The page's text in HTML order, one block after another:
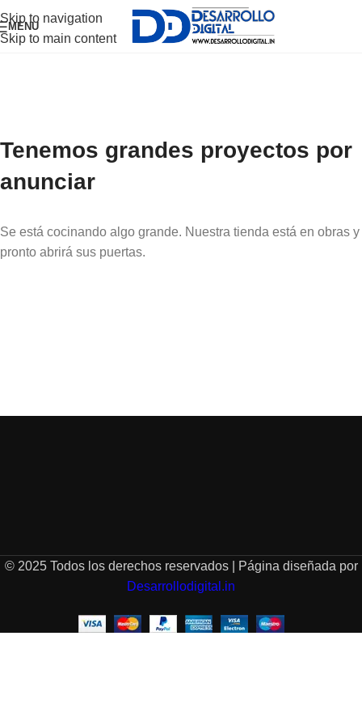
Skip to navigation
Skip to main content
MENU
Tenemos grandes proyectos por
anunciar
Se está cocinando algo grande. Nuestra tienda está en obras y
pronto abrirá sus puertas.
© 2025 Todos los derechos reservados | Página diseñada por
Desarrollodigital.in